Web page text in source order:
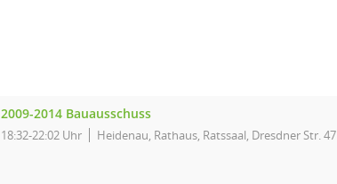
2009-2014 Bauausschuss
18:32-22:02 Uhr Heidenau, Rathaus, Ratssaal, Dresdner Str. 47